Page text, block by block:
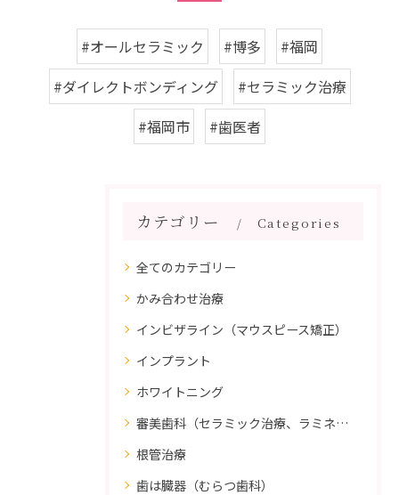
#オールセラミック #博多
#福岡
#ダイレクトボンディング
#セラミック治療
#福岡市
#歯医者
カテゴリー Categories
全てのカテゴリー
かみ合わせ治療
インビザライン（マウスピース矯正）
インプラント
ホワイトニング
審美歯科（セラミック治療、ラミネートべニア、ダイレクトボンディング）
根管治療
歯は臓器（むらつ歯科）